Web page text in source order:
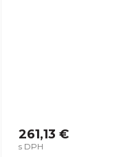
261,13 €
s DPH